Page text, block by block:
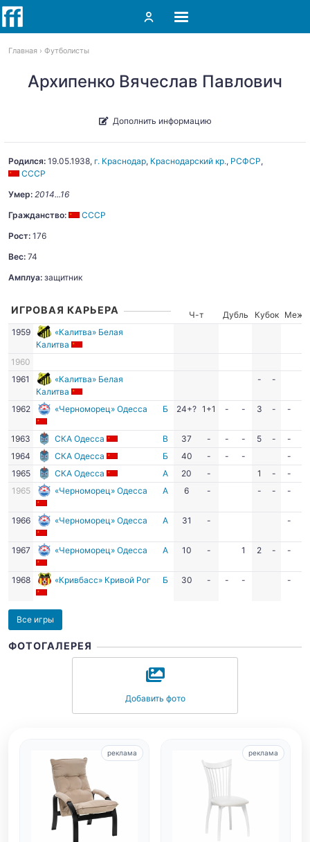
Главная Футболисты
Архипенко Вячеслав Павлович
Дополнить информацию
Родился: 19.05.1938, г. Краснодар, Краснодарский кр., РСФСР,
СССР
Умер: 2014...16
Гражданство:
СССР
Рост: 176
Вес: 74
Амплуа: защитник
ИГРОВАЯ КАРЬЕРА Ч-т Дубль Кубок
Межд.
1959
«Калитва» Белая
Калитва
1960
1961
«Калитва» Белая
Калитва
- -
1962 «Черноморец» Одесса Б 24+? 1+1 - - 3 - -
1963 СКА Одесса В 37 - - - 5 - -
1964
СКА Одесса Б 40 - - - -
1965
СКА Одесса А 20 - 1 - -
1965
«Черноморец» Одесса А 6 - - - -
1966 «Черноморец» Одесса А 31 - -
1967 «Черноморец» Одесса А 10 - 1 2 - -
1968 «Кривбасс» Кривой Рог Б 30 - - - -
Все игры
ФОТОГАЛЕРЕЯ
Добавить фото
реклама реклама